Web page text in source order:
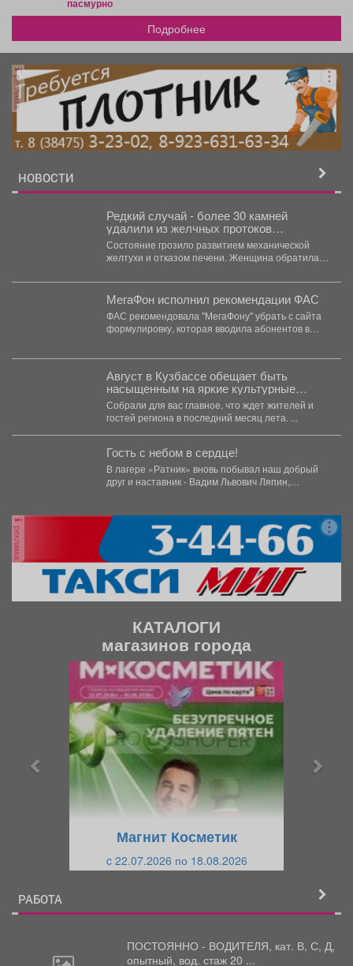
пасмурно
Подробнее
реклама
НОВОСТИ
Редкий случай - более 30 камней
удалили из желчных протоков
пациентки врачи НГКБ №29 им. А.А.
Луцика.
Состояние грозило развитием механической
желтухи и отказом печени. Женщина обратилась
МегаФон исполнил рекомендации ФАС
ФАС рекомендовала "МегаФону" убрать с сайта
формулировку, которая вводила абонентов в
Август в Кузбассе обещает быть
насыщенным на яркие культурные
события.
Собрали для вас главное, что ждет жителей и
гостей региона в последний месяц лета. ...
Гость с небом в сердце!
В лагере «Ратник» вновь побывал наш добрый
друг и наставник - Вадим Львович Ляпин,
реклама
КАТАЛОГИ
магазинов города
Магнит Косметик
c 22.07.2026 по 18.08.2026
РАБОТА
ПОСТОЯННО - ВОДИТЕЛЯ, кат. В, С, Д,
опытный, вод. стаж 20 ...